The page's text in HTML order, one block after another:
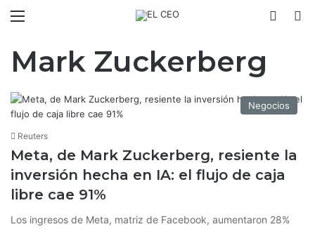
Mark Zuckerberg
Negocios
Reuters
Meta, de Mark Zuckerberg, resiente la
inversión hecha en IA: el flujo de caja
libre cae 91%
Los ingresos de Meta, matriz de Facebook, aumentaron 28%